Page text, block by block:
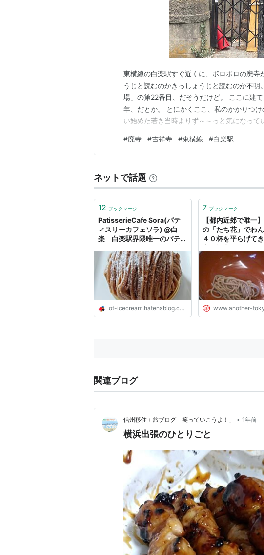
東横線の白楽駅すぐ近くに、ボロボロの廃寺
うじと読むのかきっしょうじと読むのか不
場」の第22番目、だそうだけど。 ここに建
年、だとか。 とにかくここ、私のかかりつ
い始めた若き当時よりず～～っと気になって
入れるわ、と思って行って見た。 しかし、
もしれないが、全くそんなことはなかった。
#廃寺 #吉祥寺 #東横線 #白楽駅
ネットで話題
12 ブックマーク
PatisserieCafe Sora(パテ
ィスリーカフェソラ) @白
楽 白楽駅界隈唯一のパティ
ン - ツレヅレ食ナルモノ
ot-icecream.hatenablog.com
7 ブックマーク
【都内近郊で唯一
の「たち花」でわ
４０杯を平らげて
www.another-
関連ブログ
信州移住＋旅ブログ「笑っていこうよ！」 • 1年前
横浜出張のひとりごと